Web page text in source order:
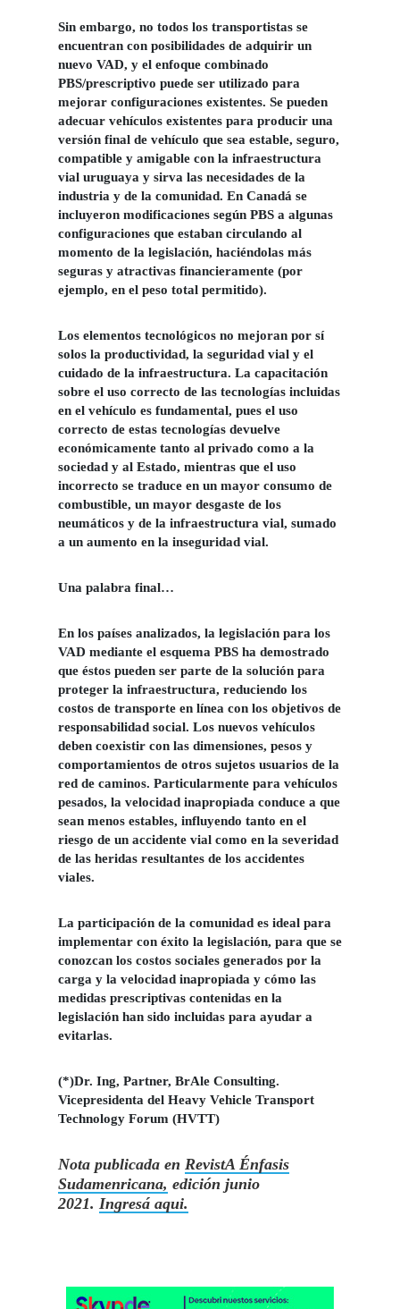
Sin embargo, no todos los transportistas se
encuentran con posibilidades de adquirir un
nuevo VAD, y el enfoque combinado
PBS/prescriptivo puede ser utilizado para
mejorar configuraciones existentes. Se pueden
adecuar vehículos existentes para producir una
versión final de vehículo que sea estable, seguro,
compatible y amigable con la infraestructura
vial uruguaya y sirva las necesidades de la
industria y de la comunidad. En Canadá se
incluyeron modificaciones según PBS a algunas
configuraciones que estaban circulando al
momento de la legislación, haciéndolas más
seguras y atractivas financieramente (por
ejemplo, en el peso total permitido).
Los elementos tecnológicos no mejoran por sí
solos la productividad, la seguridad vial y el
cuidado de la infraestructura. La capacitación
sobre el uso correcto de las tecnologías incluidas
en el vehículo es fundamental, pues el uso
correcto de estas tecnologías devuelve
económicamente tanto al privado como a la
sociedad y al Estado, mientras que el uso
incorrecto se traduce en un mayor consumo de
combustible, un mayor desgaste de los
neumáticos y de la infraestructura vial, sumado
a un aumento en la inseguridad vial.
Una palabra final…
En los países analizados, la legislación para los
VAD mediante el esquema PBS ha demostrado
que éstos pueden ser parte de la solución para
proteger la infraestructura, reduciendo los
costos de transporte en línea con los objetivos de
responsabilidad social. Los nuevos vehículos
deben coexistir con las dimensiones, pesos y
comportamientos de otros sujetos usuarios de la
red de caminos. Particularmente para vehículos
pesados, la velocidad inapropiada conduce a que
sean menos estables, influyendo tanto en el
riesgo de un accidente vial como en la severidad
de las heridas resultantes de los accidentes
viales.
La participación de la comunidad es ideal para
implementar con éxito la legislación, para que se
conozcan los costos sociales generados por la
carga y la velocidad inapropiada y cómo las
medidas prescriptivas contenidas en la
legislación han sido incluidas para ayudar a
evitarlas.
(*)Dr. Ing, Partner, BrAle Consulting.
Vicepresidenta del Heavy Vehicle Transport
Technology Forum (HVTT)
Nota publicada en RevistA Énfasis
Sudamenricana, edición junio
2021. Ingresá aqui.